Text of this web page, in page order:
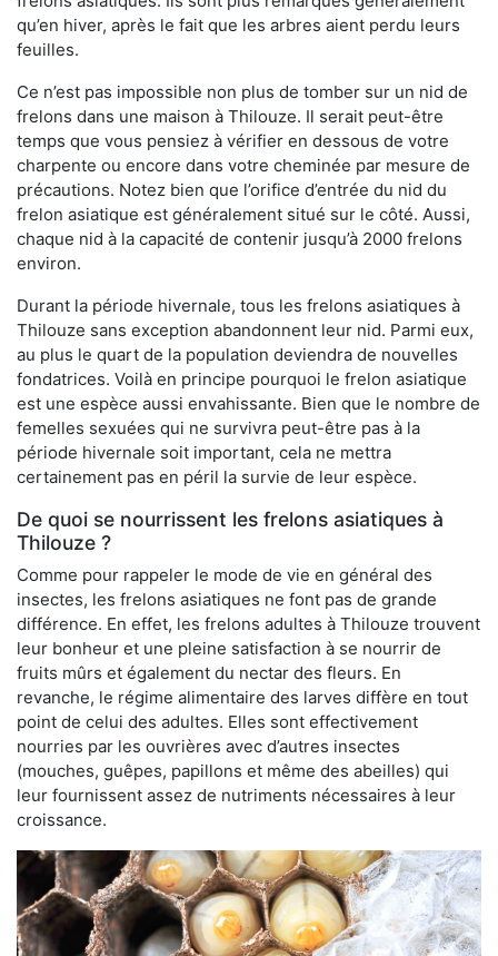
qu’en hiver, après le fait que les arbres aient perdu leurs
feuilles.
Ce n’est pas impossible non plus de tomber sur un nid de
frelons dans une maison à Thilouze. Il serait peut-être
temps que vous pensiez à vérifier en dessous de votre
charpente ou encore dans votre cheminée par mesure de
précautions. Notez bien que l’orifice d’entrée du nid du
frelon asiatique est généralement situé sur le côté. Aussi,
chaque nid à la capacité de contenir jusqu’à 2000 frelons
environ.
Durant la période hivernale, tous les frelons asiatiques à
Thilouze sans exception abandonnent leur nid. Parmi eux,
au plus le quart de la population deviendra de nouvelles
fondatrices. Voilà en principe pourquoi le frelon asiatique
est une espèce aussi envahissante. Bien que le nombre de
femelles sexuées qui ne survivra peut-être pas à la
période hivernale soit important, cela ne mettra
certainement pas en péril la survie de leur espèce.
De quoi se nourrissent les frelons asiatiques à
Thilouze ?
Comme pour rappeler le mode de vie en général des
insectes, les frelons asiatiques ne font pas de grande
différence. En effet, les frelons adultes à Thilouze trouvent
leur bonheur et une pleine satisfaction à se nourrir de
fruits mûrs et également du nectar des fleurs. En
revanche, le régime alimentaire des larves diffère en tout
point de celui des adultes. Elles sont effectivement
nourries par les ouvrières avec d’autres insectes
(mouches, guêpes, papillons et même des abeilles) qui
leur fournissent assez de nutriments nécessaires à leur
croissance.